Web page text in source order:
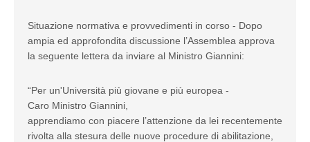
Situazione normativa e provvedimenti in corso - Dopo
ampia ed approfondita discussione l’Assemblea approva
la seguente lettera da inviare al Ministro Giannini:
“Per un'Università più giovane e più europea -
Caro Ministro Giannini,
apprendiamo con piacere l’attenzione da lei recentemente
rivolta alla stesura delle nuove procedure di abilitazione,